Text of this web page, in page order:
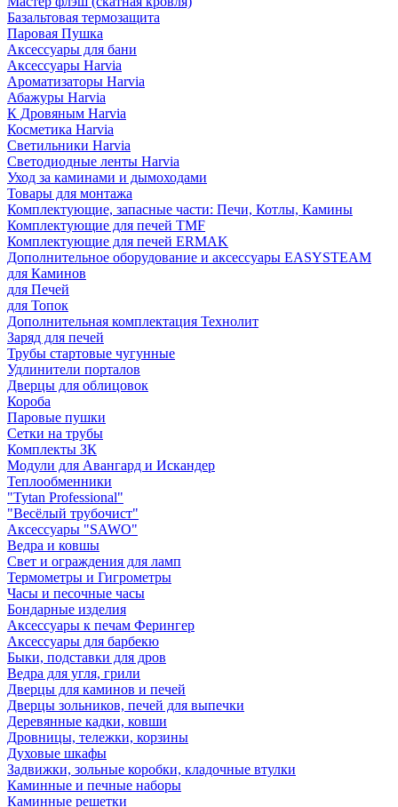
Базальтовая термозащита
Паровая Пушка
Аксессуары для бани
Аксессуары Harvia
Ароматизаторы Harvia
Абажуры Harvia
К Дровяным Harvia
Косметика Harvia
Светильники Harvia
Светодиодные ленты Harvia
Уход за каминами и дымоходами
Товары для монтажа
Комплектующие, запасные части: Печи, Котлы, Камины
Комплектующие для печей TMF
Комплектующие для печей ERMAK
Дополнительное оборудование и аксессуары EASYSTEAM
для Каминов
для Печей
для Топок
Дополнительная комплектация Технолит
Заряд для печей
Трубы стартовые чугунные
Удлинители порталов
Дверцы для облицовок
Короба
Паровые пушки
Сетки на трубы
Комплекты ЗК
Модули для Авангард и Искандер
Теплообменники
"Tytan Professional"
"Весёлый трубочист"
Аксессуары "SAWO"
Ведра и ковшы
Свет и ограждения для ламп
Термометры и Гигрометры
Часы и песочные часы
Бондарные изделия
Аксессуары к печам Ферингер
Аксессуары для барбекю
Быки, подставки для дров
Ведра для угля, грили
Дверцы для каминов и печей
Дверцы зольников, печей для выпечки
Деревянные кадки, ковши
Дровницы, тележки, корзины
Духовые шкафы
Задвижки, зольные коробки, кладочные втулки
Каминные и печные наборы
Каминные решетки